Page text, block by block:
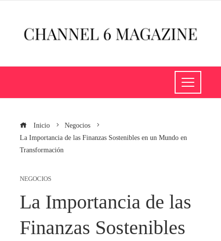
Inicio
Negocios
La Importancia de las Finanzas Sostenibles en un Mundo en
Transformación
NEGOCIOS
La Importancia de las
Finanzas Sostenibles